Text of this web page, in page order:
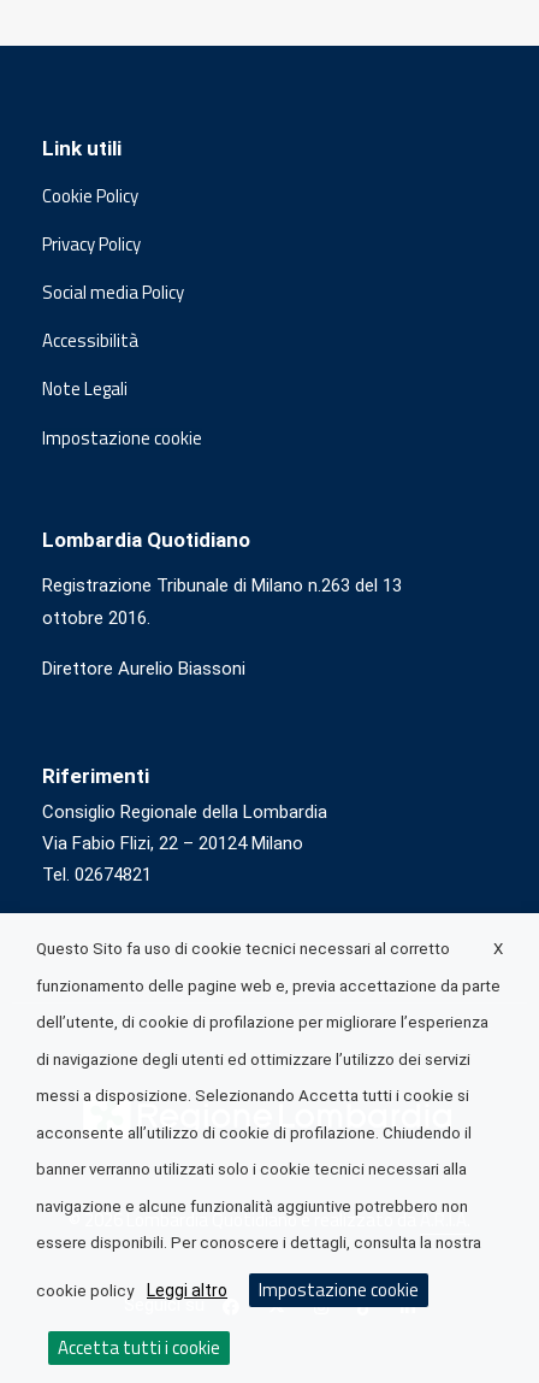
Link utili
Cookie Policy
Privacy Policy
Social media Policy
Accessibilità
Note Legali
Impostazione cookie
Lombardia Quotidiano
Registrazione Tribunale di Milano n.263 del 13
ottobre 2016.
Direttore Aurelio Biassoni
Riferimenti
Consiglio Regionale della Lombardia
Via Fabio Flizi, 22 – 20124 Milano
Tel. 02674821
© 2026 Lombardia Quotidiano è realizzato daA.R.I.A.
Seguici su
X
Questo Sito fa uso di cookie tecnici necessari al corretto
funzionamento delle pagine web e, previa accettazione da parte
dell’utente, di cookie di profilazione per migliorare l’esperienza
di navigazione degli utenti ed ottimizzare l’utilizzo dei servizi
messi a disposizione. Selezionando Accetta tutti i cookie si
acconsente all’utilizzo di cookie di profilazione. Chiudendo il
banner verranno utilizzati solo i cookie tecnici necessari alla
navigazione e alcune funzionalità aggiuntive potrebbero non
essere disponibili. Per conoscere i dettagli, consulta la nostra
cookie policy Leggi altro Impostazione cookie
Accetta tutti i cookie